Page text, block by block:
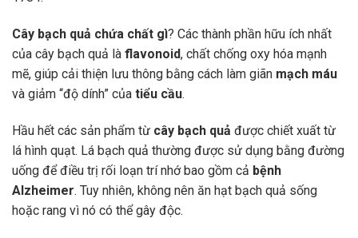
Cây bạch quả chứa chất gì? Các thành phần hữu ích nhất
của cây bạch quả là flavonoid, chất chống oxy hóa mạnh
mẽ, giúp cải thiện lưu thông bằng cách làm giãn mạch máu
và giảm “độ dính” của tiểu cầu.
Hầu hết các sản phẩm từ cây bạch quả được chiết xuất từ
lá hình quạt. Lá bạch quả thường được sử dụng bằng đường
uống để điều trị rối loạn trí nhớ bao gồm cả bệnh
Alzheimer. Tuy nhiên, không nên ăn hạt bạch quả sống
hoặc rang vì nó có thể gây độc.